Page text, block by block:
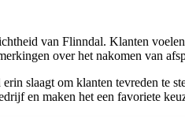
van Flinndal. Klanten
over het nakomen van
slaagt om klanten tevreden te
en maken het een favoriete